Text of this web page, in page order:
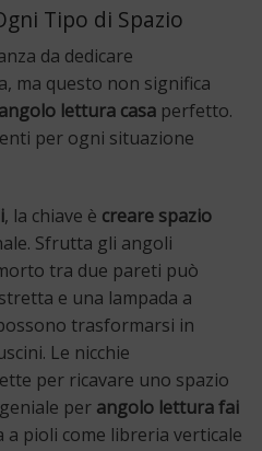
Tipo di Spazio
da dedicare
ma questo non significa
angolo lettura casa perfetto.
per ogni situazione
, la chiave è creare spazio
Sfrutta gli angoli
tra due pareti può
e una lampada a
trasformarsi in
Le nicchie
per ricavare uno spazio
per angolo lettura fai
a pioli come libreria verticale